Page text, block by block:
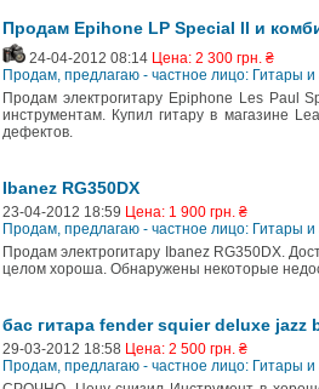
Продам Epihone LP Special ll и
24-04-2012 08:14 Цена: 2 300 грн. ₴
Продам, предлагаю - частное лицо: Гитары и
Продам электрогитару Epiphone Les Paul
инструментам. Купил гитару в магазине
дефектов.
Ibanez RG350DX
23-04-2012 18:59 Цена: 1 900 грн. ₴
Продам, предлагаю - частное лицо: Гитары и
Продам электрогитару Ibanez RG350DX.
целом хороша. Обнаружены некоторые
бас гитара fender squier deluxe jazz
29-03-2012 18:58 Цена: 2 500 грн. ₴
Продам, предлагаю - частное лицо: Гитары и